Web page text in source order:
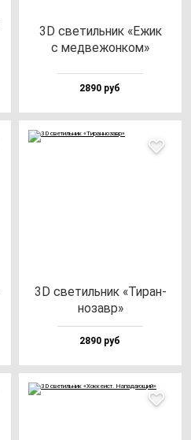
3D све­тиль­ник «Ежик
с мед­ве­жон­ком»
2890 руб
3D све­тиль­ник «Тиран­
но­завр»
2890 руб